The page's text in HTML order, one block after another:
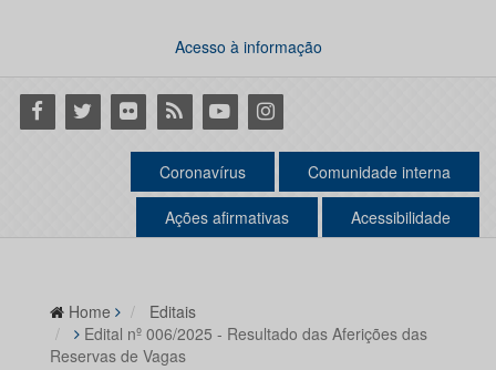
Acesso à informação
Facebook
Twitter Flickr RSS YoutubeInstagram
Coronavírus Comunidade interna
Ações afirmativas Acessibilidade
Home
Editais
Edital nº 006/2025 - Resultado das Aferições das
Reservas de Vagas